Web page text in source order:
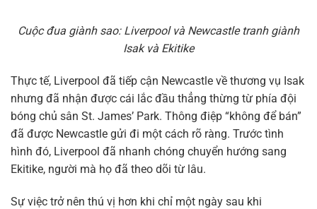
Cuộc đua giành sao: Liverpool và Newcastle tranh giành
Isak và Ekitike
Thực tế, Liverpool đã tiếp cận Newcastle về thương vụ Isak
nhưng đã nhận được cái lắc đầu thẳng thừng từ phía đội
bóng chủ sân St. James’ Park. Thông điệp “không để bán”
đã được Newcastle gửi đi một cách rõ ràng. Trước tình
hình đó, Liverpool đã nhanh chóng chuyển hướng sang
Ekitike, người mà họ đã theo dõi từ lâu.
Sự việc trở nên thú vị hơn khi chỉ một ngày sau khi